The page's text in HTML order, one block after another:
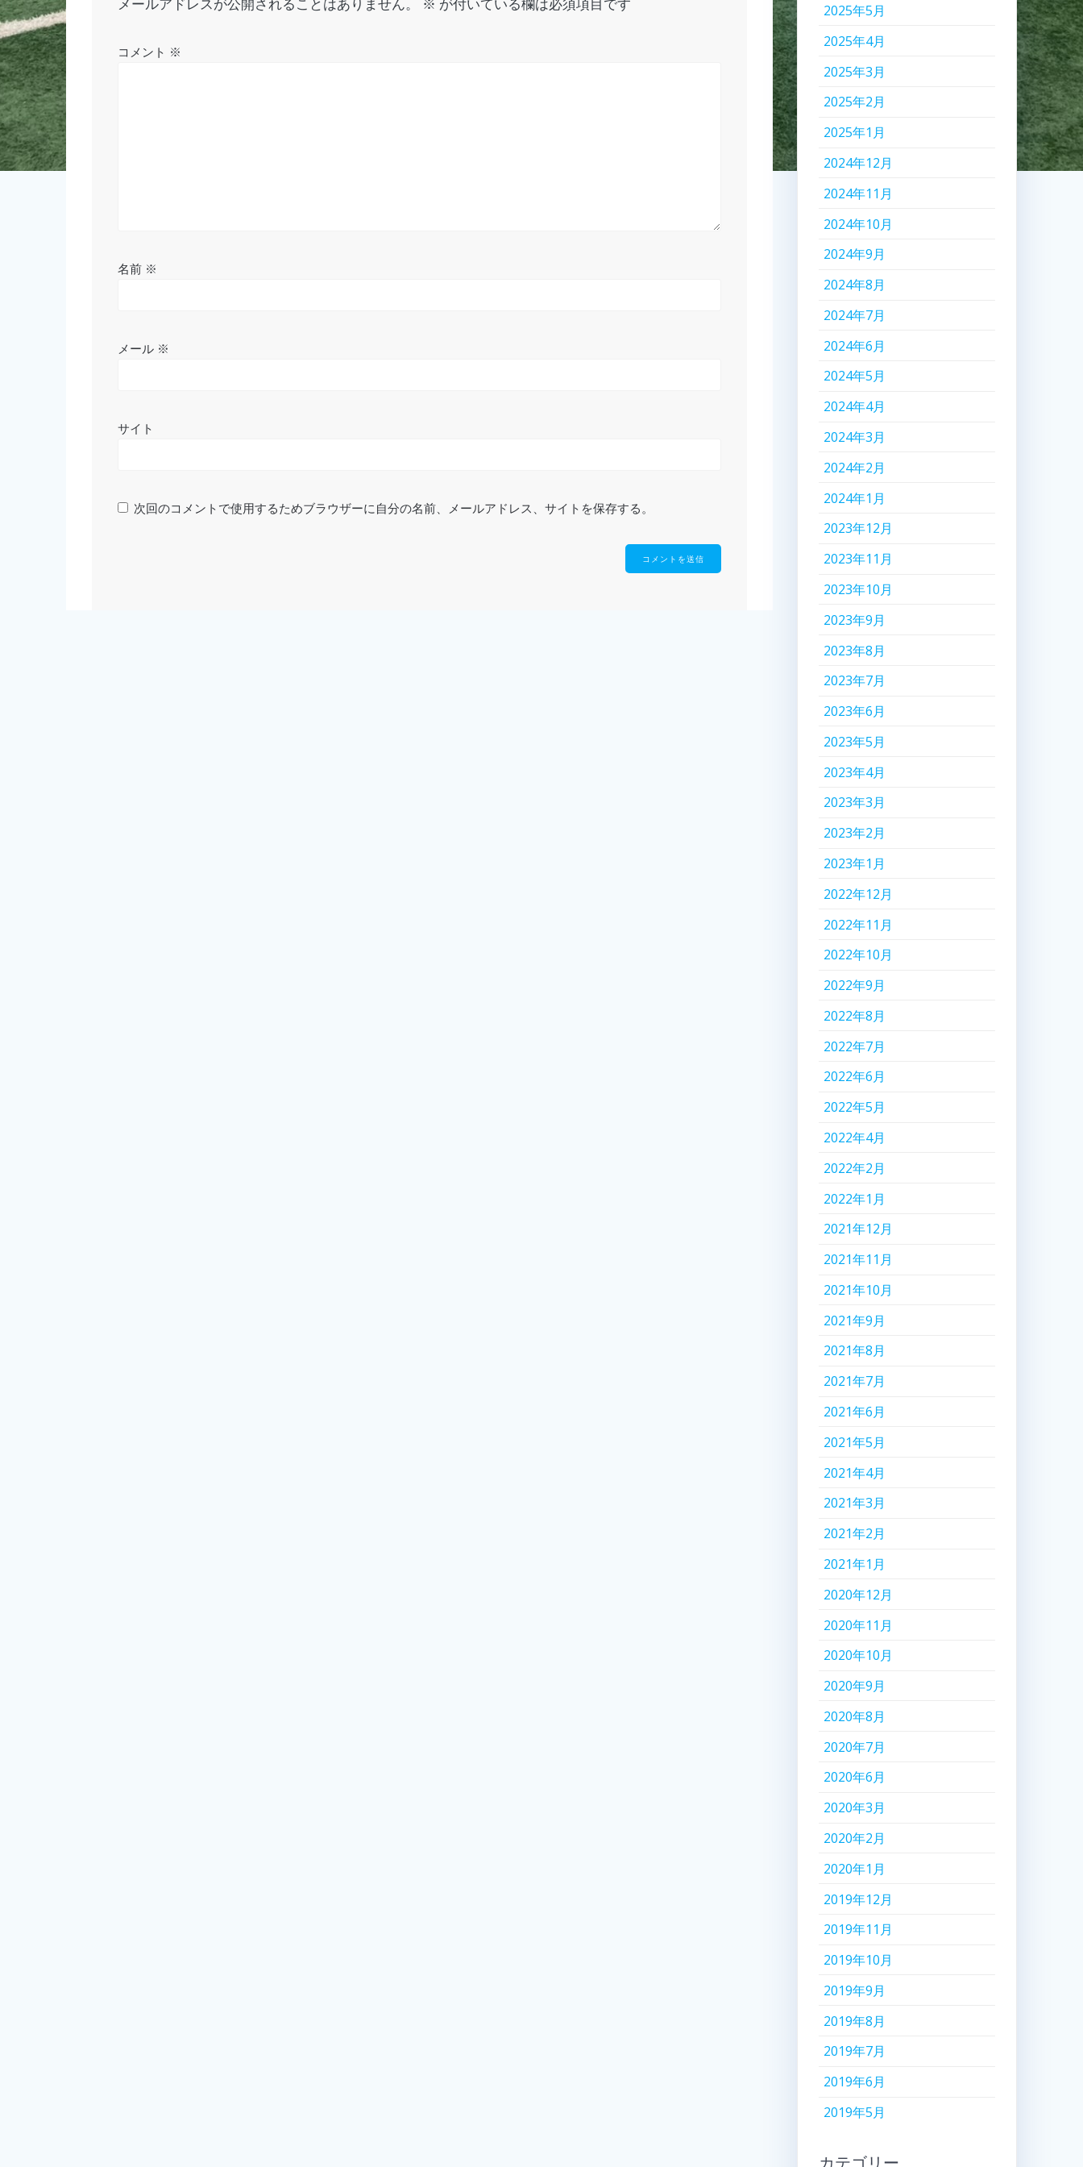
シ
ョ
ン
コメント ※
名前 ※
メール ※
サイト
次回のコメントで使用するためブラウザーに自分の名前、メールアドレス、サイトを保存する。
2025年5月
2025年4月
2025年3月
2025年2月
2025年1月
2024年12月
2024年11月
2024年10月
2024年9月
2024年8月
2024年7月
2024年6月
2024年5月
2024年4月
2024年3月
2024年2月
2024年1月
2023年12月
2023年11月
2023年10月
2023年9月
2023年8月
2023年7月
2023年6月
2023年5月
2023年4月
2023年3月
2023年2月
2023年1月
2022年12月
2022年11月
2022年10月
2022年9月
2022年8月
2022年7月
2022年6月
2022年5月
2022年4月
2022年2月
2022年1月
2021年12月
2021年11月
2021年10月
2021年9月
2021年8月
2021年7月
2021年6月
2021年5月
2021年4月
2021年3月
2021年2月
2021年1月
2020年12月
2020年11月
2020年10月
2020年9月
2020年8月
2020年7月
2020年6月
2020年3月
2020年2月
2020年1月
2019年12月
2019年11月
2019年10月
2019年9月
2019年8月
2019年7月
2019年6月
2019年5月
カテゴリー